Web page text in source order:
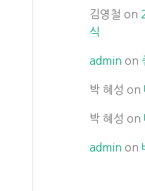
김영철 on
식
admin on
박 혜성 on
박 혜성 on
admin on